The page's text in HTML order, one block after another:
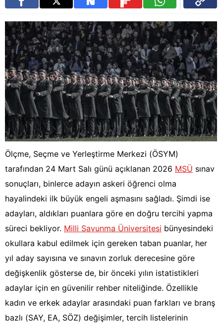
Ölçme, Seçme ve Yerleştirme Merkezi (ÖSYM)
tarafından 24 Mart Salı günü açıklanan 2026 MSÜ sınav
sonuçları, binlerce adayın askeri öğrenci olma
hayalindeki ilk büyük engeli aşmasını sağladı. Şimdi ise
adayları, aldıkları puanlara göre en doğru tercihi yapma
süreci bekliyor. Milli Savunma Üniversitesi bünyesindeki
okullara kabul edilmek için gereken taban puanlar, her
yıl aday sayısına ve sınavın zorluk derecesine göre
değişkenlik gösterse de, bir önceki yılın istatistikleri
adaylar için en güvenilir rehber niteliğinde. Özellikle
kadın ve erkek adaylar arasındaki puan farkları ve branş
bazlı (SAY, EA, SÖZ) değişimler, tercih listelerinin